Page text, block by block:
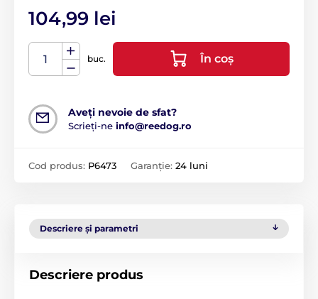
104,99 lei
buc. În coș
Aveți nevoie de sfat?
Scrieți-ne info@reedog.ro
Cod produs: P6473 Garanție: 24 luni
Descriere și parametri
Descriere produs